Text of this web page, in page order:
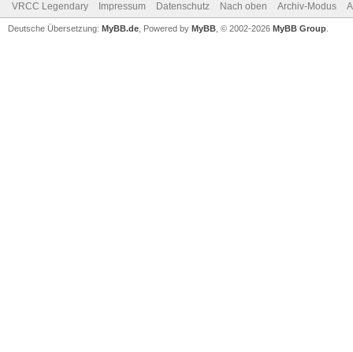
VRCC Legendary Impressum Datenschutz Nach oben Archiv-Modus
Deutsche Übersetzung: MyBB.de , Powered by MyBB , © 2002-2026 MyBB Group